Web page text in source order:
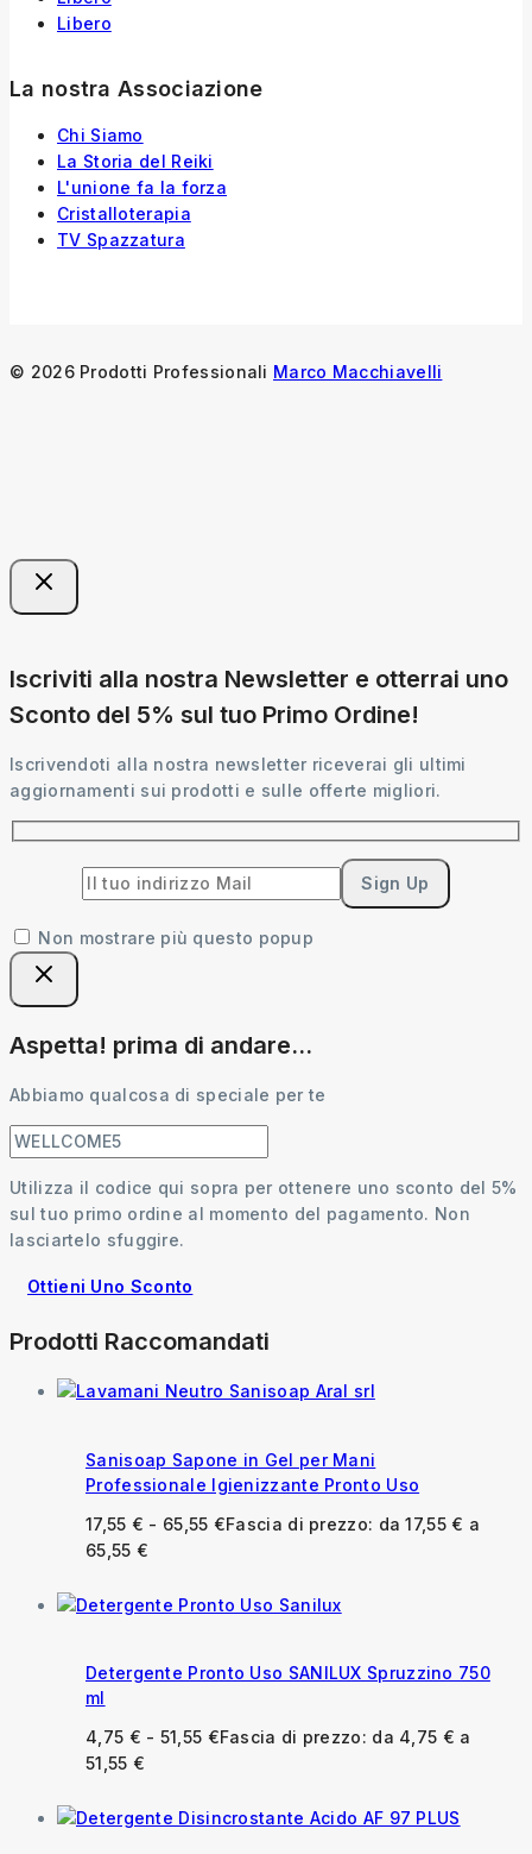
Libero
La nostra Associazione
Chi Siamo
La Storia del Reiki
L'unione fa la forza
Cristalloterapia
TV Spazzatura
© 2026 Prodotti Professionali Marco Macchiavelli
Iscriviti alla nostra Newsletter e otterrai uno
Sconto del 5% sul tuo Primo Ordine!
Iscrivendoti alla nostra newsletter riceverai gli ultimi
aggiornamenti sui prodotti e sulle offerte migliori.
Non mostrare più questo popup
Aspetta! prima di andare...
Abbiamo qualcosa di speciale per te
Utilizza il codice qui sopra per ottenere uno sconto del 5%
sul tuo primo ordine al momento del pagamento. Non
lasciartelo sfuggire.
Ottieni Uno Sconto
Prodotti Raccomandati
Sanisoap Sapone in Gel per Mani
Professionale Igienizzante Pronto Uso
17,55 € - 65,55 €Fascia di prezzo: da 17,55 € a
65,55 €
Detergente Pronto Uso SANILUX Spruzzino 750
ml
4,75 € - 51,55 €Fascia di prezzo: da 4,75 € a
51,55 €